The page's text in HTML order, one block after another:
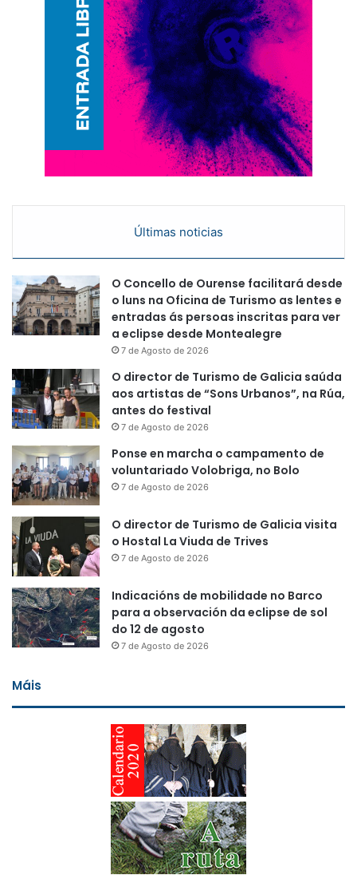
Últimas noticias
O Concello de Ourense facilitará desde
o luns na Oficina de Turismo as lentes e
entradas ás persoas inscritas para ver
a eclipse desde Montealegre
7 de Agosto de 2026
O director de Turismo de Galicia saúda
aos artistas de “Sons Urbanos”, na Rúa,
antes do festival
7 de Agosto de 2026
Ponse en marcha o campamento de
voluntariado Volobriga, no Bolo
7 de Agosto de 2026
O director de Turismo de Galicia visita
o Hostal La Viuda de Trives
7 de Agosto de 2026
Indicacións de mobilidade no Barco
para a observación da eclipse de sol
do 12 de agosto
7 de Agosto de 2026
Máis